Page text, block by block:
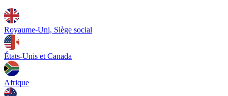
Royaume-Uni, Siège social
États-Unis et Canada
Afrique